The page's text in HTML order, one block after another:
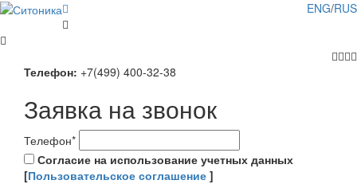
ENG/RUS
Телефон: +7(499) 400-32-38
Заявка на звонок
Телефон*
Согласие на использование учетных данных
[Пользовательское соглашение ]